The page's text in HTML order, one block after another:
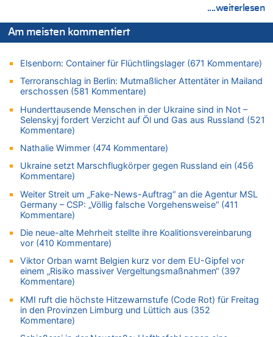
05.08.2026 - 19:09 von Carine zu
Wie kam es zur Ceuta-Krise?
Wasserstand des Rheins in NRW so niedrig wie noch nie
05.08.2026 - 18:35 von Der Patriot zu
Wasserstand des Rheins in NRW so niedrig wie noch nie
05.08.2026 - 18:31 von Der Patriot zu
Mehrere Menschen in Londons City niedergestochen
Wasserstand des Rheins in NRW so niedrig wie noch nie
05.08.2026 - 17:32 von Peter G zu
Mehrere Menschen in Londons City niedergestochen
05.08.2026 - 17:19 von Chips zu
Wasserstand des Rheins in NRW so niedrig wie noch nie
05.08.2026 - 17:18 von Chips zu
Wasserstand des Rheins in NRW so niedrig wie noch nie
05.08.2026 - 17:05 von Dax zu
Wie kam es zur Ceuta-Krise?
05.08.2026 - 17:00 von Chips zu
Wasserstand des Rheins in NRW so niedrig wie noch nie
05.08.2026 - 17:00 von Dax zu
Wie kam es zur Ceuta-Krise?
....weiterlesen
Am meisten kommentiert
Elsenborn: Container für Flüchtlingslager (671 Kommentare)
Terroranschlag in Berlin: Mutmaßlicher Attentäter in Mailand
erschossen (581 Kommentare)
Hunderttausende Menschen in der Ukraine sind in Not –
Selenskyj fordert Verzicht auf Öl und Gas aus Russland (521
Kommentare)
Nathalie Wimmer (474 Kommentare)
Ukraine setzt Marschflugkörper gegen Russland ein (456
Kommentare)
Weiter Streit um „Fake-News-Auftrag“ an die Agentur MSL
Germany – CSP: „Völlig falsche Vorgehensweise“ (411
Kommentare)
Die neue-alte Mehrheit stellte ihre Koalitionsvereinbarung
vor (410 Kommentare)
Viktor Orban warnt Belgien kurz vor dem EU-Gipfel vor
einem „Risiko massiver Vergeltungsmaßnahmen“ (397
Kommentare)
KMI ruft die höchste Hitzewarnstufe (Code Rot) für Freitag
in den Provinzen Limburg und Lüttich aus (352
Kommentare)